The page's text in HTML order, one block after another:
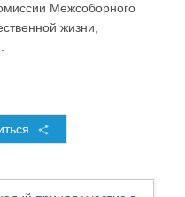
Межсоборного
жизни,